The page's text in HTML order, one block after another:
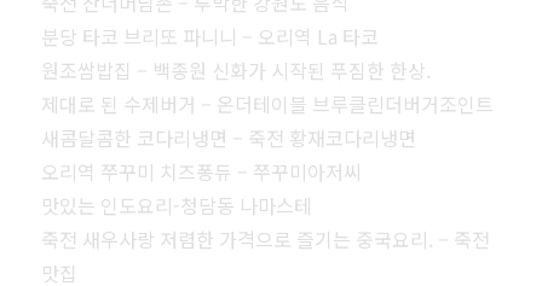
분당 타코 브리또 파니니 – 오리역 La 타코
원조쌈밥집 – 백종원 신화가 시작된 푸짐한 한상.
제대로 된 수제버거 – 온더테이블 브루클린더버거조인트
새콤달콤한 코다리냉면 – 죽전 황재코다리냉면
오리역 쭈꾸미 치즈퐁듀 – 쭈꾸미아저씨
맛있는 인도요리-청담동 나마스테
죽전 새우사랑 저렴한 가격으로 즐기는 중국요리. – 죽전
맛집